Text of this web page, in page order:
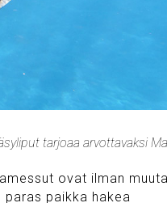
tarjoaa arvottavaksi
ovat ilman muuta
paikka hakea